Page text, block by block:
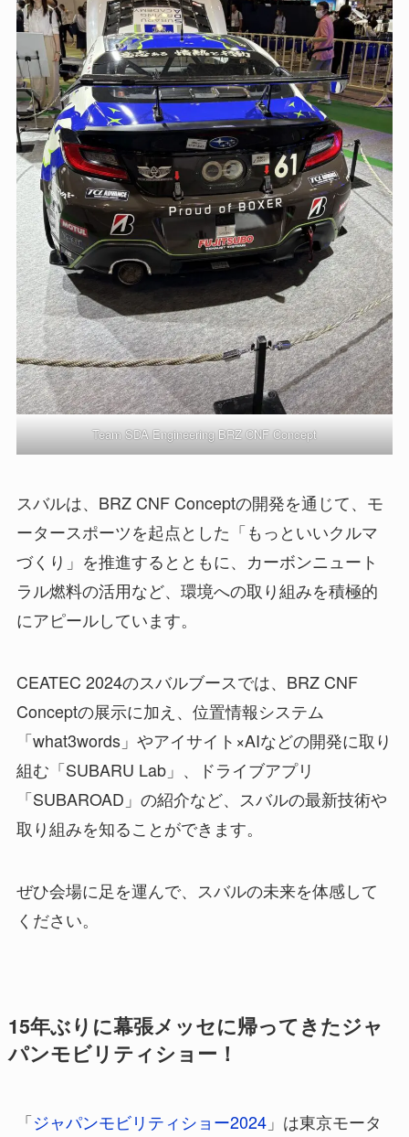
Team SDA Engineering BRZ CNF Concept
スバルは、BRZ CNF Conceptの開発を通じて、モ
ータースポーツを起点とした「もっといいクルマ
づくり」を推進するとともに、カーボンニュート
ラル燃料の活用など、環境への取り組みを積極的
にアピールしています。
CEATEC 2024のスバルブースでは、BRZ CNF
Conceptの展示に加え、位置情報システム
「what3words」やアイサイト×AIなどの開発に取り
組む「SUBARU Lab」、ドライブアプリ
「SUBAROAD」の紹介など、スバルの最新技術や
取り組みを知ることができます。
ぜひ会場に足を運んで、スバルの未来を体感して
ください。
15年ぶりに幕張メッセに帰ってきたジャ
パンモビリティショー！
「ジャパンモビリティショー2024」は東京モータ